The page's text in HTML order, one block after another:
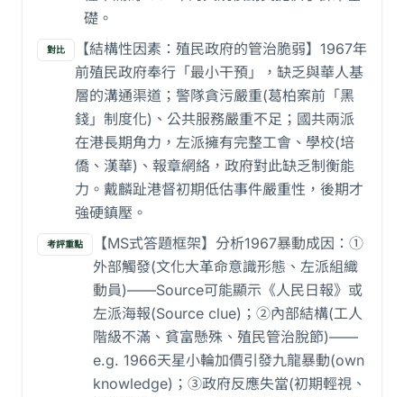
礎。
對比
【結構性因素：殖民政府的管治脆弱】1967年
前殖民政府奉行「最小干預」，缺乏與華人基
層的溝通渠道；警隊貪污嚴重(葛柏案前「黑
錢」制度化)、公共服務嚴重不足；國共兩派
在港長期角力，左派擁有完整工會、學校(培
僑、漢華)、報章網絡，政府對此缺乏制衡能
力。戴麟趾港督初期低估事件嚴重性，後期才
強硬鎮壓。
考評重點
【MS式答題框架】分析1967暴動成因：①
外部觸發(文化大革命意識形態、左派組織
動員)——Source可能顯示《人民日報》或
左派海報(Source clue)；②內部結構(工人
階級不滿、貧富懸殊、殖民管治脫節)——
e.g. 1966天星小輪加價引發九龍暴動(own
knowledge)；③政府反應失當(初期輕視、